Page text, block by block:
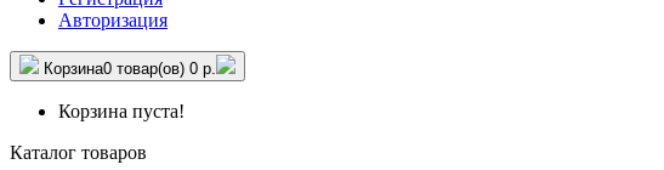
Авторизация
Корзина0 товар(ов) 0 р.
Корзина пуста!
Каталог товаров